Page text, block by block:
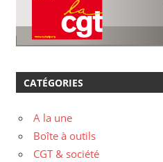
CATÉGORIES
A la une
Boîte à outils
CGT & société